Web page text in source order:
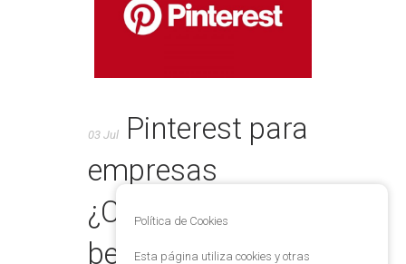
03 Jul
Pinterest para
empresas
¿Cuáles son sus
beneficios?
Política de Cookies
Esta página utiliza cookies y otras